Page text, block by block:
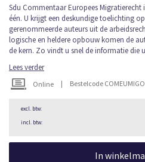
Sdu Commentaar Europees Migratierecht
één. U krijgt een deskundige toelichting
gerenommeerde auteurs uit de
logische en heldere opbouw komen de
de kern. Zo vindt u snel de informatie die
Lees verder
Online | Bestelcode
In